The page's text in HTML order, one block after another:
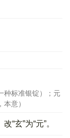
种标准银锭）；元
意）
“玄”为“元”。